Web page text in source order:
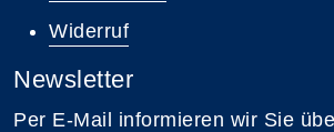
Widerruf
Newsletter
Per E-Mail informieren wir Sie